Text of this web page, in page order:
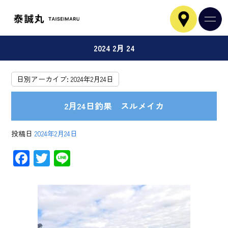
2024 2月 24
日別アーカイブ:2024年2月24日
2月24日釣果 スルメイカ
投稿日 2024年2月24日
F
e
b
T
tt
er